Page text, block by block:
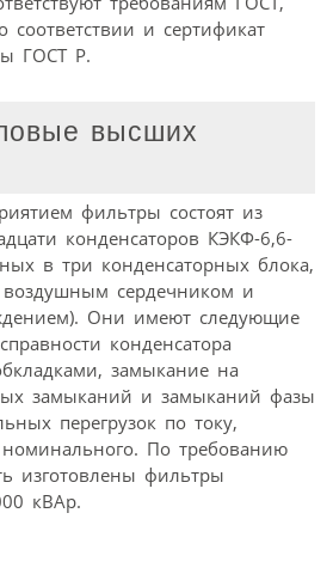
и сертификат
ГОСТ Р.
высших
фильтры состоят из
конденсаторов КЭКФ-6,6-
в три конденсаторных блока,
воздушным сердечником и
Они имеют следующие
конденсатора
замыкание на
замыканий и замыканий фазы
перегрузок по току,
По требованию
изготовлены фильтры
кВАр.